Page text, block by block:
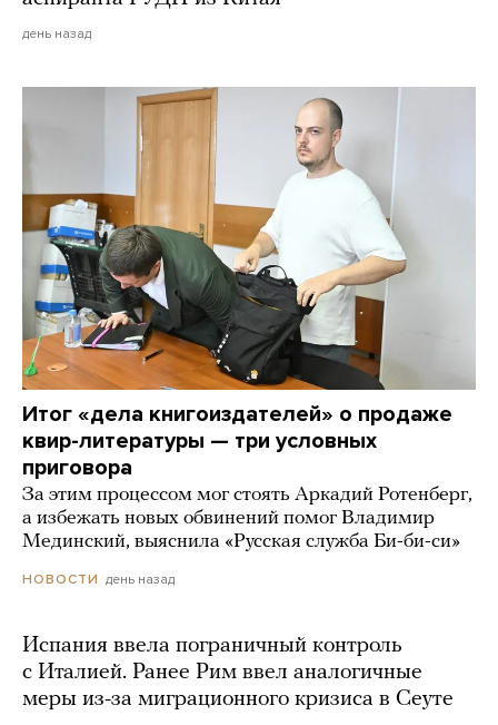
день назад
Итог «дела книгоиздателей» о продаже
квир-литературы — три условных
приговора
За этим процессом мог стоять Аркадий Ротенберг,
а избежать новых обвинений помог Владимир
Мединский, выяснила «Русская служба Би-би-си»
НОВОСТИ день назад
Испания ввела пограничный контроль
с Италией. Ранее Рим ввел аналогичные
меры из-за миграционного кризиса в Сеуте